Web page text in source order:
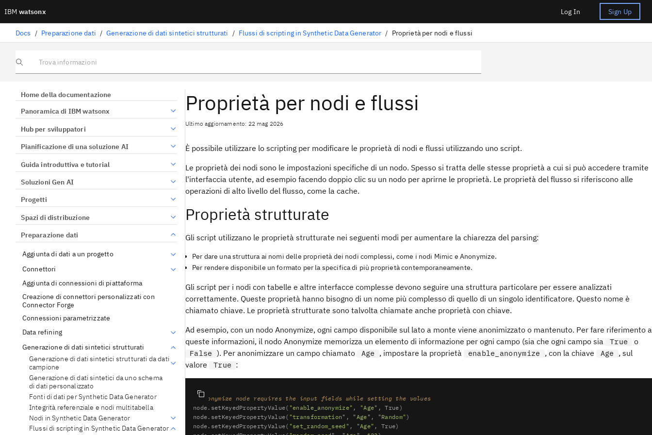
IBM watsonx Log In Sign Up
Docs / Preparazione dati / Generazione di dati sintetici strutturati / Flussi di scripting in Synthetic Data Generator / Proprietà per nodi e flussi
Trova informazioni
Home della documentazione
Panoramica di IBM watsonx
Hub per sviluppatori
Pianificazione di una soluzione AI
Guida introduttiva e tutorial
Soluzioni Gen AI
Progetti
Spazi di distribuzione
Preparazione dati
Aggiunta di dati a un progetto
Connettori
Aggiunta di connessioni di piattaforma
Creazione di connettori personalizzati con
Connector Forge
Connessioni parametrizzate
Data refining
Generazione di dati sintetici strutturati
Generazione di dati sintetici strutturati da dati
campione
Generazione di dati sintetici da uno schema
di dati personalizzato
Fonti di dati per Synthetic Data Generator
Integrità referenziale e nodi multitabella
Nodi in Synthetic Data Generator
Flussi di scripting in Synthetic Data Generator
Proprietà per nodi e flussi
Ultimo aggiornamento: 22 mag 2026
È possibile utilizzare lo scripting per modificare le proprietà di nodi e flussi utilizzando uno script.
Le proprietà dei nodi sono le impostazioni specifiche di un nodo. Spesso si tratta delle stesse proprietà a cui si può accedere tramite
l'interfaccia utente, ad esempio facendo doppio clic su un nodo per aprirne le proprietà. Le proprietà del flusso si riferiscono alle
operazioni di alto livello del flusso, come la cache.
Proprietà strutturate
Gli script utilizzano le proprietà strutturate nei seguenti modi per aumentare la chiarezza del parsing:
Per dare una struttura ai nomi delle proprietà dei nodi complessi, come i nodi Mimic e Anonymize.
Per rendere disponibile un formato per la specifica di più proprietà contemporaneamente.
Gli script per i nodi con tabelle e altre interfacce complesse devono seguire una struttura particolare per essere analizzati
correttamente. Queste proprietà hanno bisogno di un nome più complesso di quello di un singolo identificatore. Questo nome è
chiamato chiave. Le proprietà strutturate sono talvolta chiamate anche proprietà con chiave.
Ad esempio, con un nodo Anonymize, ogni campo disponibile sul lato a monte viene anonimizzato o mantenuto. Per fare riferimento a
queste informazioni, il nodo Anonymize memorizza un elemento di informazione per ogni campo (sia che ogni campo sia
True o
False ). Per anonimizzare un campo chiamato Age , impostare la proprietà enable_anonymize , con la chiave Age
, sul
valore
True :
# Anonymize node requires the input fields while setting the values
node.setKeyedPropertyValue( "enable_anonymize" , "Age" , True)
node.setKeyedPropertyValue( "transformation" , "Age" , "Random" )
node.setKeyedPropertyValue( "set_random_seed" , "Age" , True)